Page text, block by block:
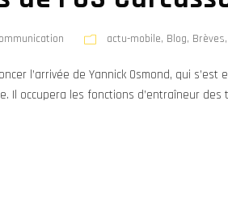
actu-mobile, Blog, Brèves,
l’arrivée de Yannick Osmond, qui
Il occupera les fonctions d’entraîneur